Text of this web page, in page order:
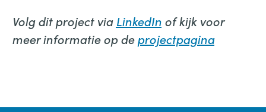
Volg dit project via LinkedIn of kijk voor
meer informatie op deprojectpagina